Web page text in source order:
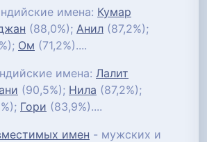
имена: Кумар
(88,0%); Анил (87,2%);
Ом (71,2%)....
имена: Лалит
(90,5%); Нила (87,2%);
Гори (83,9%)....
имен - мужских и